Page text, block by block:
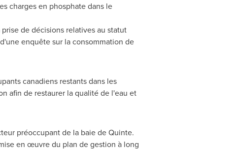
charges en phosphate dans le
de décisions relatives au statut
enquête sur la consommation de
canadiens restants dans les
afin de restaurer la qualité de l'eau et
préoccupant de la baie de Quinte.
en œuvre du plan de gestion à long